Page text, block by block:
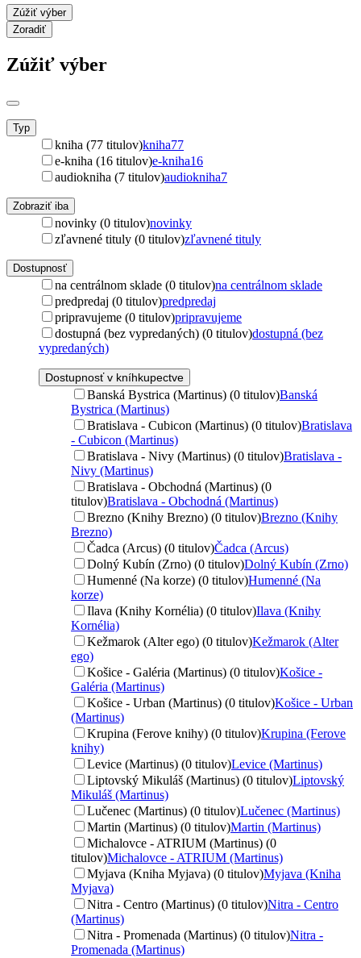
Zúžiť výber
Zoradiť
Zúžiť výber
Typ
kniha (77 titulov)kniha77
e-kniha (16 titulov)e-kniha16
audiokniha (7 titulov)audiokniha7
Zobraziť iba
novinky (0 titulov)novinky
zľavnené tituly (0 titulov)zľavnené tituly
Dostupnosť
na centrálnom sklade (0 titulov)na centrálnom sklade
predpredaj (0 titulov)predpredaj
pripravujeme (0 titulov)pripravujeme
dostupná (bez vypredaných) (0 titulov)dostupná (bez
vypredaných)
Dostupnosť v kníhkupectve
Banská Bystrica (Martinus) (0 titulov)Banská
Bystrica (Martinus)
Bratislava - Cubicon (Martinus) (0 titulov)Bratislava
- Cubicon (Martinus)
Bratislava - Nivy (Martinus) (0 titulov)Bratislava -
Nivy (Martinus)
Bratislava - Obchodná (Martinus) (0
titulov)Bratislava - Obchodná (Martinus)
Brezno (Knihy Brezno) (0 titulov)Brezno (Knihy
Brezno)
Čadca (Arcus) (0 titulov)Čadca (Arcus)
Dolný Kubín (Zrno) (0 titulov)Dolný Kubín (Zrno)
Humenné (Na korze) (0 titulov)Humenné (Na
korze)
Ilava (Knihy Kornélia) (0 titulov)Ilava (Knihy
Kornélia)
Kežmarok (Alter ego) (0 titulov)Kežmarok (Alter
ego)
Košice - Galéria (Martinus) (0 titulov)Košice -
Galéria (Martinus)
Košice - Urban (Martinus) (0 titulov)Košice - Urban
(Martinus)
Krupina (Ferove knihy) (0 titulov)Krupina (Ferove
knihy)
Levice (Martinus) (0 titulov)Levice (Martinus)
Liptovský Mikuláš (Martinus) (0 titulov)Liptovský
Mikuláš (Martinus)
Lučenec (Martinus) (0 titulov)Lučenec (Martinus)
Martin (Martinus) (0 titulov)Martin (Martinus)
Michalovce - ATRIUM (Martinus) (0
titulov)Michalovce - ATRIUM (Martinus)
Myjava (Kniha Myjava) (0 titulov)Myjava (Kniha
Myjava)
Nitra - Centro (Martinus) (0 titulov)Nitra - Centro
(Martinus)
Nitra - Promenada (Martinus) (0 titulov)Nitra -
Promenada (Martinus)